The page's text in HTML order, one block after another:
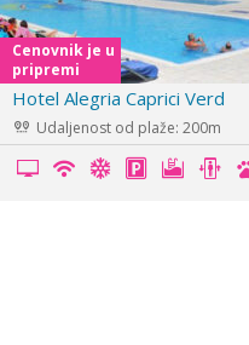
Cenovnik je u
pripremi
Hotel Riviera
Udaljenost od plaže: 100m